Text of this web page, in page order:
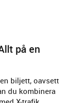
på en
biljett, oavsett
du kombinera